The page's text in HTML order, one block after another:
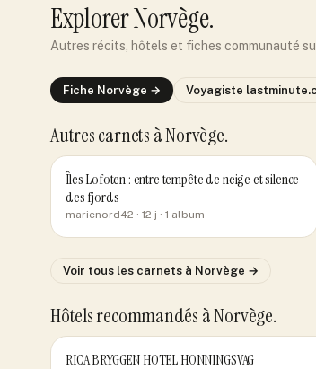
ExplorerNorvège.
Autres récits, hôtels et fiches communauté
Fiche Norvège → Voyagiste
Autres carnets à Norvège.
Îles Lofoten : entre tempête de neige et silence
des fjords
marienord42 · 12 j · 1 album
Voir tous les carnets à Norvège →
Hôtels recommandés à Norvège.
RICA BRYGGEN HOTEL HONNINGSVAG